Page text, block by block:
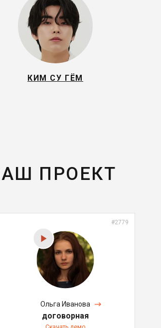
КИМ СУ ГЁМ
ПРОЕКТ
#2779
Ольга Иванова
договорная